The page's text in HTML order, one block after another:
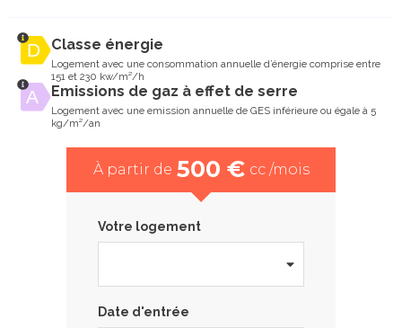
Classe énergie
Logement avec une consommation annuelle d’énergie comprise entre
151 et 230 kw/m²/h
Emissions de gaz à effet de serre
Logement avec une emission annuelle de GES inférieure ou égale à 5
kg/m²/an
À partir de 500 € cc /mois
Votre logement
Date d'entrée